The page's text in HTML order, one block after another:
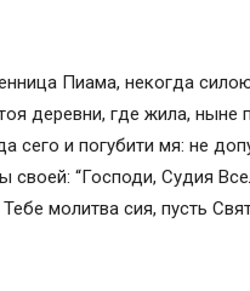
Пиама, некогда
деревни, где жила, ныне
сего и погубити мя: не
своей: “Господи, Судия
молитва сия, пусть